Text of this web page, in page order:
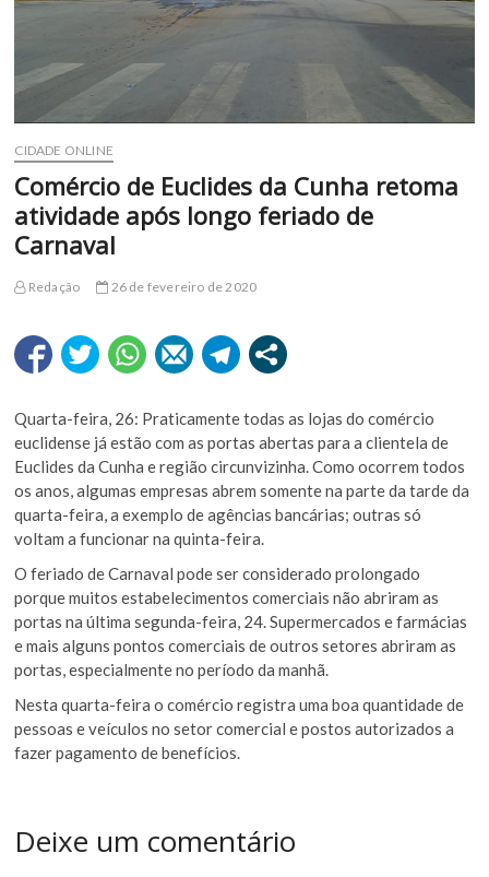
CIDADE ONLINE
Comércio de Euclides da Cunha retoma
atividade após longo feriado de
Carnaval
Redação 26 de fevereiro de 2020
Quarta-feira, 26: Praticamente todas as lojas do comércio
euclidense já estão com as portas abertas para a clientela de
Euclides da Cunha e região circunvizinha. Como ocorrem todos
os anos, algumas empresas abrem somente na parte da tarde da
quarta-feira, a exemplo de agências bancárias; outras só
voltam a funcionar na quinta-feira.
O feriado de Carnaval pode ser considerado prolongado
porque muitos estabelecimentos comerciais não abriram as
portas na última segunda-feira, 24. Supermercados e farmácias
e mais alguns pontos comerciais de outros setores abriram as
portas, especialmente no período da manhã.
Nesta quarta-feira o comércio registra uma boa quantidade de
pessoas e veículos no setor comercial e postos autorizados a
fazer pagamento de benefícios.
Deixe um comentário